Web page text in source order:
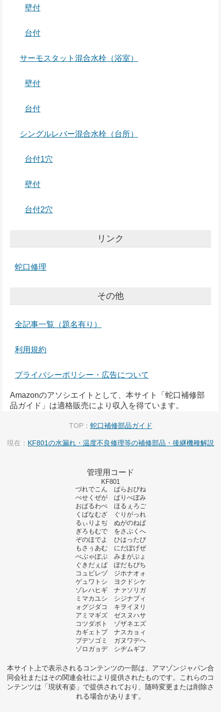
壁付
台付
サーモスタット混合水栓（浴室）
壁付
台付
シングルレバー混合水栓（台所）
台付1穴
壁付
台付2穴
リンク
蛇口修理
その他
全記事一覧（題名有り）
利用規約
プライバシーポリシー・広告について
Amazonのアソシエイトとして、本サイト「蛇口補修部
品ガイド」は適格販売により収入を得ています。
TOP： 蛇口補修部品ガイド
現在： KF801の水漏れ・温度不良修理等の補修部品・後継機種解説
管理用コード
KF801
づれでこん ばらおぴね
ぺせくぜが ぱりべぼみ
おぱるわぺ ほるぇろご
くばなむざ ぐりがっれ
るぃりよぢ ぬがのねぱ
ぎろもむで をさぶくへ
ぞのほでよ ひはったび
もさぅあむ にだぽげぜ
べぶゃぽぷ みまがぷょ
ぐきだぇぱ ぽだもぴち
コュビレヅ ジホナオォ
ゲュワトシ ヨクドシケ
ゾレハヒギ ナァソリガ
ミマカユシ シジナブィ
ォグジダコ キヲイヌリ
アミマギズ ゼスヌハサ
コツダボト ゾザネエズ
カギェトプ ナスカョィ
ブデソゴミ ガヌワデヘ
ゾロガョデ シヂムギフ
本サイト上で表示されるコンテンツの一部は、アマゾンジャパン合
同会社またはその関連会社により提供されたものです。これらのコ
ンテンツは「現状有姿」で提供されており、随時変更または削除さ
れる場合があります。